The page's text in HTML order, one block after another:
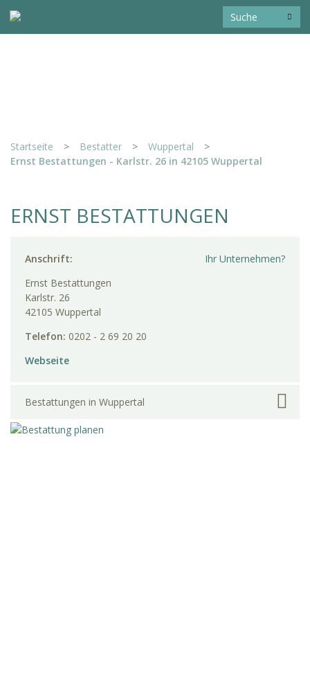
Startseite > Bestatter > Wuppertal
>
Ernst Bestattungen - Karlstr. 26 in 42105 Wuppertal
ERNST BESTATTUNGEN
Ihr Unternehmen?
Anschrift:
Ernst Bestattungen
Karlstr. 26
42105 Wuppertal
Telefon: 0202 - 2 69 20 20
Webseite
Bestattungen in Wuppertal